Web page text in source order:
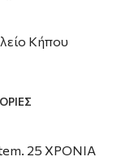
Κήπου
25 ΧΡΟΝΙΑ